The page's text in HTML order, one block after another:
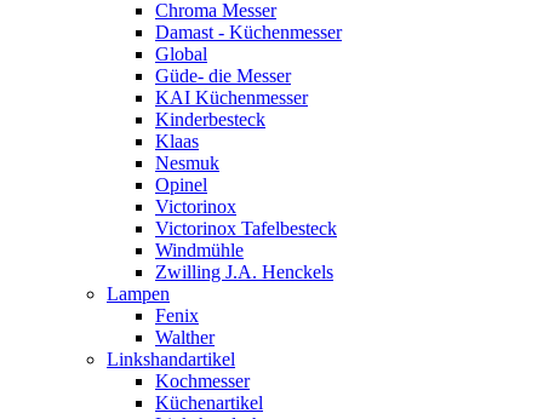
Chroma Messer
Damast - Küchenmesser
Global
Güde- die Messer
KAI Küchenmesser
Kinderbesteck
Klaas
Nesmuk
Opinel
Victorinox
Victorinox Tafelbesteck
Windmühle
Zwilling J.A. Henckels
Lampen
Fenix
Walther
Linkshandartikel
Kochmesser
Küchenartikel